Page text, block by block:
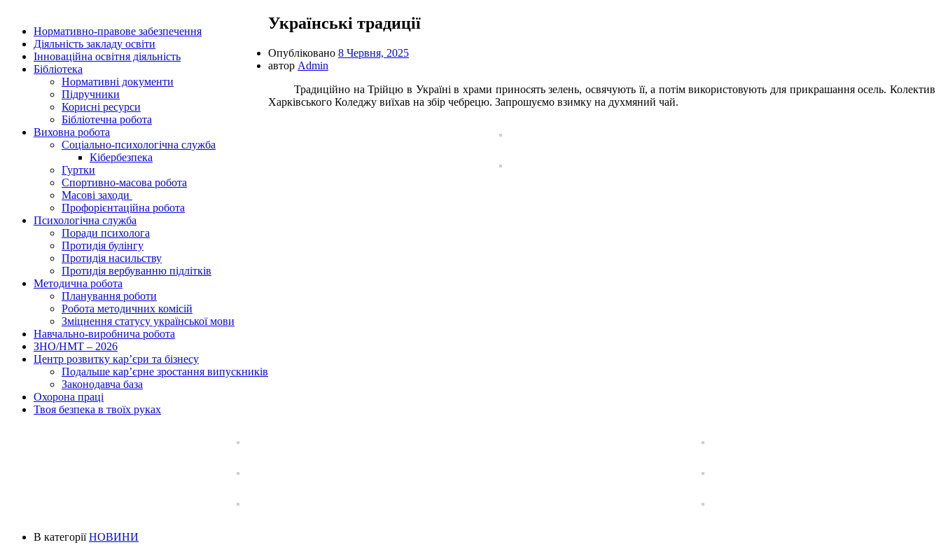
Нормативно-правове забезпечення
Діяльність закладу освіти
Інноваційна освітня діяльність
Бібліотека
Нормативні документи
Підручники
Корисні ресурси
Бібліотечна робота
Виховна робота
Соціально-психологічна служба
Кібербезпека
Гуртки
Спортивно-масова робота
Масові заходи
Профорієнтаційна робота
Психологічна служба
Поради психолога
Протидія булінгу
Протидія насильству
Протидія вербуванню підлітків
Методична робота
Планування роботи
Робота методичних комісій
Зміцнення статусу української мови
Навчально-виробнича робота
ЗНО/НМТ – 2026
Центр розвитку кар’єри та бізнесу
Подальше кар’єрне зростання випускників
Законодавча база
Охорона праці
Твоя безпека в твоїх руках
Українські традиції
Опубліковано 8 Червня, 2025
автор Admin
Традиційно на Трійцю в Україні в храми приносять зелень, освячують її, а потім використовують для прикрашання осель. Колектив
Харківського Коледжу виїхав на збір чебрецю. Запрошуємо взимку на духмяний чай.
В категоріїНОВИНИ